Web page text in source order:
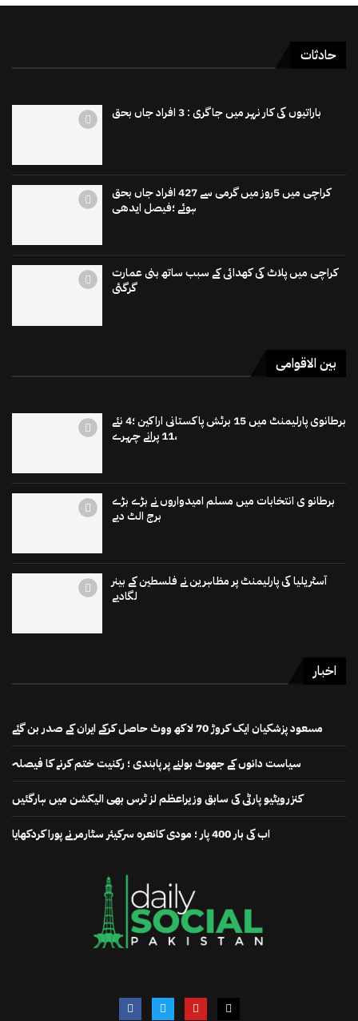
حادثات
باراتیوں کی کار نہر میں جاگری : 3 افراد جاں بحق
کراچی میں 5روز میں گرمی سے 427 افراد جاں بحق
ہوئے ؛فیصل ایدھی
کراچی میں پلاٹ کی کھدائی کے سبب ساتھ بنی عمارت
گرگئی
بین الاقوامی
برطانوی پارلیمنٹ میں 15 برٹش پاکستانی اراکین ؛4 نئے
،11 پرانے چہرے
برطانو ی انتخابات میں مسلم امیدواروں نے بڑے بڑے
برج الٹ دیے
آسٹریلیا کی پارلیمنٹ پر مظاہرین نے فلسطین کے بینر
لگادیے
اخبار
مسعود پزشکیان ایک کروڑ 70 لاکھ ووٹ حاصل کرکے ایران کے صدر بن گئے
سیاست دانوں کے جھوٹ بولنے پر پابندی ؛ رکنیت ختم کرنے کا فیصلہ
کنزرویٹیو پارٹی کی سابق وزیراعظم لز ٹرس بھی الیکشن میں ہارگئیں
اب کی بار 400 پار ؛ مودی کانعرہ سرکیئر سٹارمر نے پورا کردکھایا